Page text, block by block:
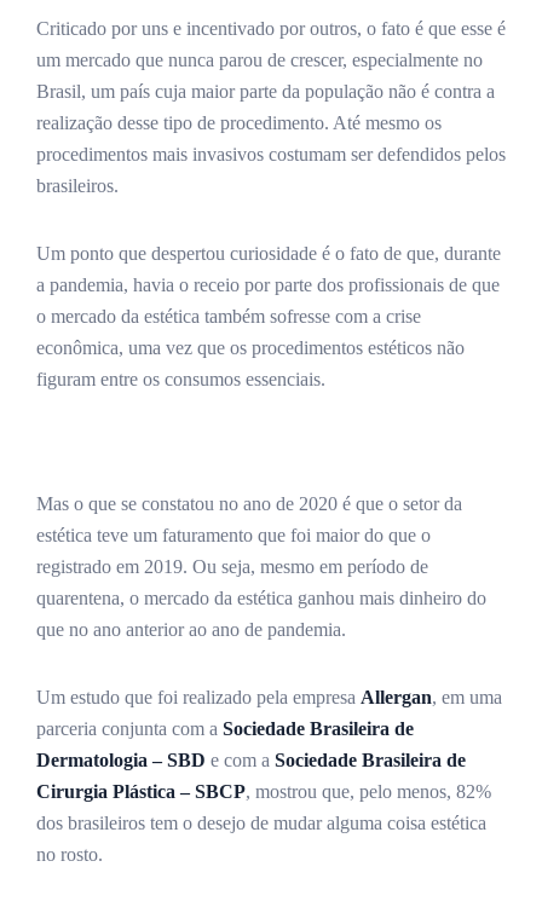
Criticado por uns e incentivado por outros, o fato é que esse é
um mercado que nunca parou de crescer, especialmente no
Brasil, um país cuja maior parte da população não é contra a
realização desse tipo de procedimento. Até mesmo os
procedimentos mais invasivos costumam ser defendidos pelos
brasileiros.
Um ponto que despertou curiosidade é o fato de que, durante
a pandemia, havia o receio por parte dos profissionais de que
o mercado da estética também sofresse com a crise
econômica, uma vez que os procedimentos estéticos não
figuram entre os consumos essenciais.
Mas o que se constatou no ano de 2020 é que o setor da
estética teve um faturamento que foi maior do que o
registrado em 2019. Ou seja, mesmo em período de
quarentena, o mercado da estética ganhou mais dinheiro do
que no ano anterior ao ano de pandemia.
Um estudo que foi realizado pela empresa Allergan, em uma
parceria conjunta com a Sociedade Brasileira de
Dermatologia – SBD e com a Sociedade Brasileira de
Cirurgia Plástica – SBCP, mostrou que, pelo menos, 82%
dos brasileiros tem o desejo de mudar alguma coisa estética
no rosto.